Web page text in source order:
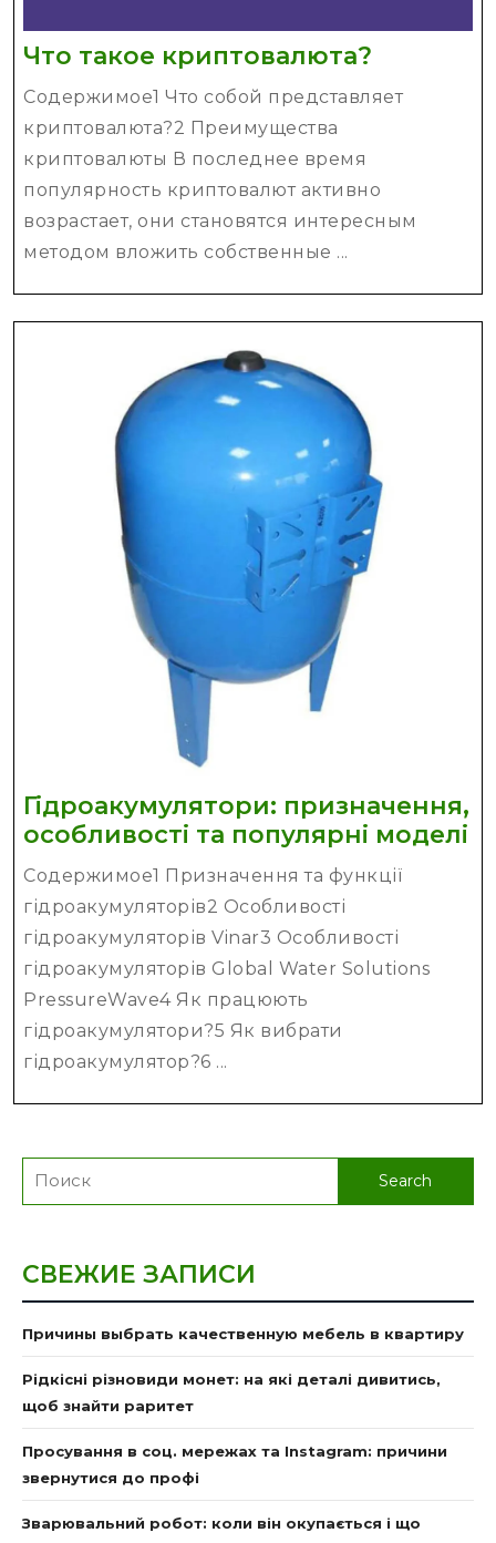
Что такое криптовалюта?
Содержимое1 Что собой представляет
криптовалюта?2 Преимущества
криптовалюты В последнее время
популярность криптовалют активно
возрастает, они становятся интересным
методом вложить собственные ...
Гідроакумулятори: призначення,
особливості та популярні моделі
Содержимое1 Призначення та функції
гідроакумуляторів2 Особливості
гідроакумуляторів Vinar3 Особливості
гідроакумуляторів Global Water Solutions
PressureWave4 Як працюють
гідроакумулятори?5 Як вибрати
гідроакумулятор?6 ...
Search
СВЕЖИЕ ЗАПИСИ
Причины выбрать качественную мебель в квартиру
Рідкісні різновиди монет: на які деталі дивитись,
щоб знайти раритет
Просування в соц. мережах та Instagram: причини
звернутися до профі
Зварювальний робот: коли він окупається і що